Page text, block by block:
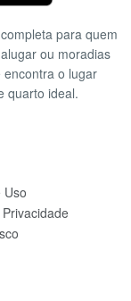
para quem
ou moradias
o lugar
quarto ideal.
Uso